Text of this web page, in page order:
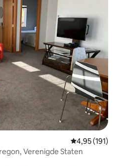
Gemiddelde
4,95 (191)
Verenigde Staten